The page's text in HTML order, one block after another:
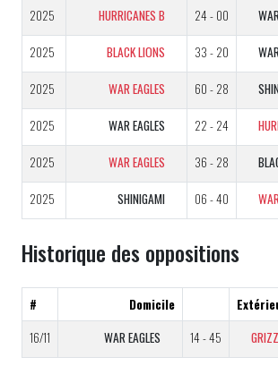
2025 HURRICANES B 24 - 00
2025 BLACK LIONS 33 - 20
2025 WAR EAGLES 60 - 28
2025 WAR EAGLES 22 - 24
2025 WAR EAGLES 36 - 28
2025 SHINIGAMI 06 - 40
Historique des oppositions
# Domicile
16/11
WAR EAGLES 14 - 45